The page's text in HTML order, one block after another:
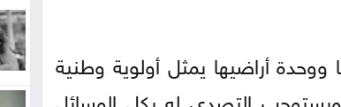
أراضيها يمثل أولوية وطنية
التصدي له بكل الوسائل